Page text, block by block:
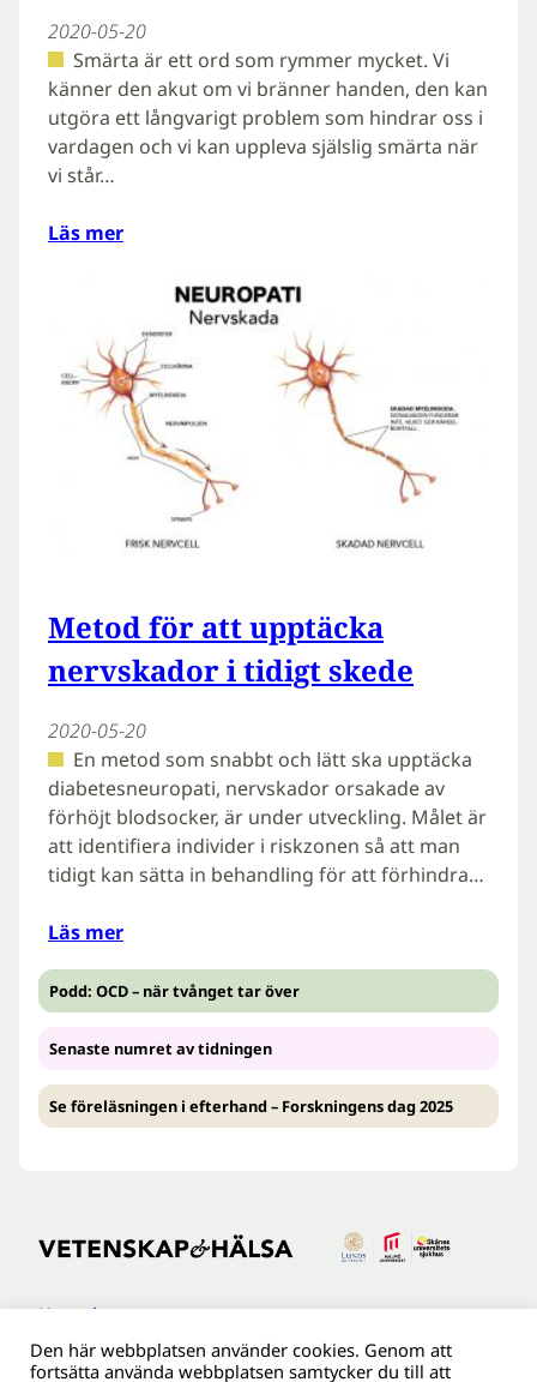
2020-05-20
Smärta är ett ord som rymmer mycket. Vi
känner den akut om vi bränner handen, den kan
utgöra ett långvarigt problem som hindrar oss i
vardagen och vi kan uppleva själslig smärta när
vi står…
Läs mer
Metod för att upptäcka
nervskador i tidigt skede
2020-05-20
En metod som snabbt och lätt ska upptäcka
diabetesneuropati, nervskador orsakade av
förhöjt blodsocker, är under utveckling. Målet är
att identifiera individer i riskzonen så att man
tidigt kan sätta in behandling för att förhindra…
Läs mer
Podd: OCD – när tvånget tar över
Senaste numret av tidningen
Se föreläsningen i efterhand – Forskningens dag 2025
Kontakt
Tillgänglighetsredogöreldse
Den här webbplatsen använder cookies. Genom att
fortsätta använda webbplatsen samtycker du till att